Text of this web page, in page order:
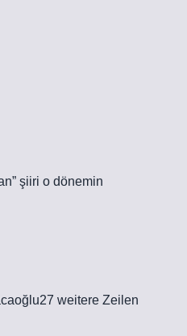
şiiri o dönemin
weitere Zeilen